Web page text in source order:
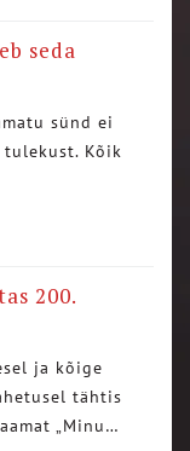
seda
sünd ei
Kõik
200.
ja kõige
tähtis
„Minu…